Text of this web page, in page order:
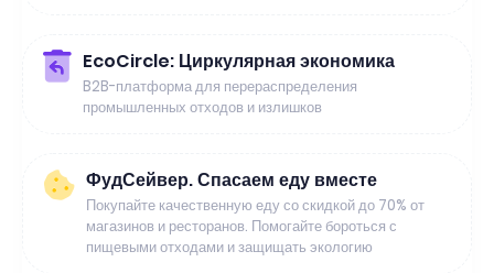
EcoCircle: Циркулярная экономика
B2B-платформа для перераспределения
промышленных отходов и излишков
ФудСейвер. Спасаем еду вместе
Покупайте качественную еду со скидкой до 70% от
магазинов и ресторанов. Помогайте бороться с
пищевыми отходами и защищать экологию